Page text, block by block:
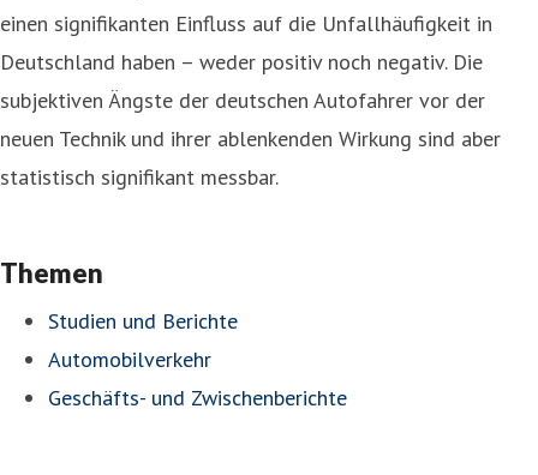
einen signifikanten Einfluss auf die Unfallhäufigkeit in
Deutschland haben – weder positiv noch negativ. Die
subjektiven Ängste der deutschen Autofahrer vor der
neuen Technik und ihrer ablenkenden Wirkung sind aber
statistisch signifikant messbar.
Themen
Studien und Berichte
Automobilverkehr
Geschäfts- und Zwischenberichte